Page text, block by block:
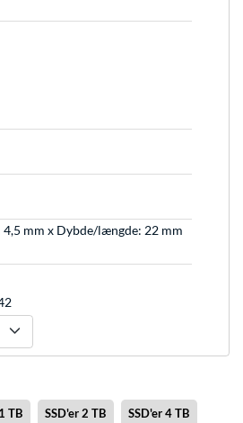
mm x Dybde/længde: 22 mm
TB SSD'er 2 TB SSD'er 4 TB